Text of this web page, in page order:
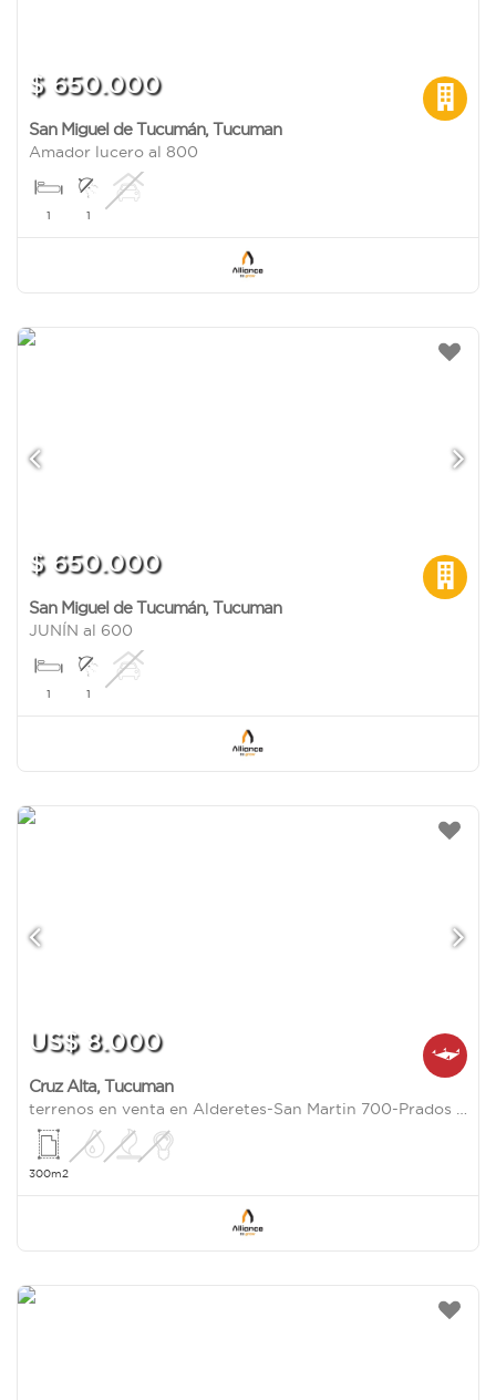
$ 650.000
San Miguel de Tucumán, Tucuman
Amador lucero al 800
1 1
$ 650.000
San Miguel de Tucumán, Tucuman
JUNÍN al 600
1 1
US$ 8.000
Cruz Alta, Tucuman
terrenos en venta en Alderetes-San Martin 700-Prados del libertador
300m2